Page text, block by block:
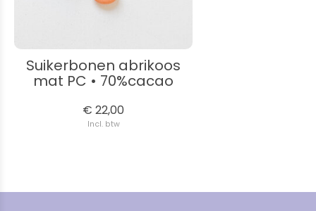
Suikerbonen abrikoos
mat PC • 70%cacao
€ 22,00
Incl. btw